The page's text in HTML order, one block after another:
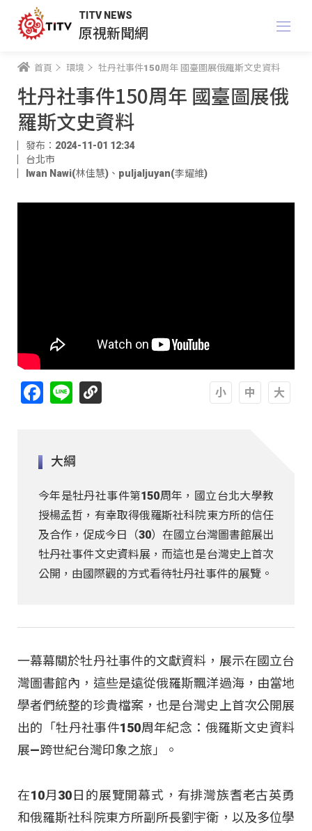
TITV NEWS
原視新聞網
首頁 環境 牡丹社事件150周年 國臺圖展俄羅斯文史資料
牡丹社事件150周年 國臺圖展俄
羅斯文史資料
發布：2024-11-01 12:34
台北市
Iwan Nawi(林佳慧) 、 puljaljuyan(李耀維)
Facebook
Line
大綱
今年是牡丹社事件第150周年，國立台北大學教
授楊孟哲，有幸取得俄羅斯社科院東方所的信任
及合作，促成今日（30）在國立台灣圖書館展出
牡丹社事件文史資料展，而這也是台灣史上首次
公開，由國際觀的方式看待牡丹社事件的展覽。
一幕幕關於牡丹社事件的文獻資料，展示在國立台
灣圖書館內，這些是遠從俄羅斯飄洋過海，由當地
學者們統整的珍貴檔案，也是台灣史上首次公開展
出的「牡丹社事件150周年紀念：俄羅斯文史資料
展—跨世紀台灣印象之旅」。
在10月30日的展覽開幕式，有排灣族耆老古英勇
和俄羅斯社科院東方所副所長劉宇衛，以及多位學